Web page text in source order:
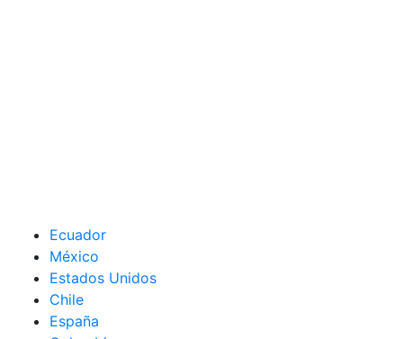
Ecuador
México
Estados Unidos
Chile
España